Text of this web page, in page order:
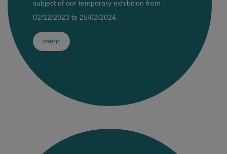
world of ideas
world of Kamenz - history of the town in the Malzhaus
subject of our temporary exhibition from
02/12/2023 to 25/02/2024.
mehr